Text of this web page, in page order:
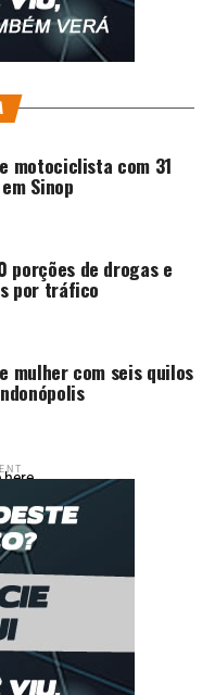
motociclista com 31
Sinop
porções de drogas e
por tráfico
mulher com seis quilos
here